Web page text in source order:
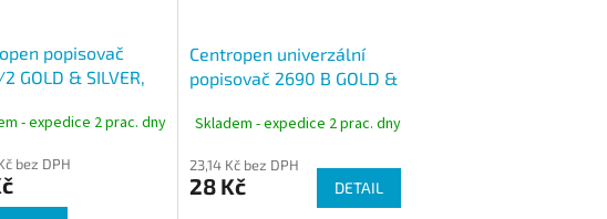
popisovač
GOLD & SILVER,
- expedice 2 prac. dny
bez DPH
Centropen univerzální
popisovač 2690 B GOLD &
Skladem - expedice 2 prac. dny
23,14 Kč bez DPH
28 Kč DETAIL